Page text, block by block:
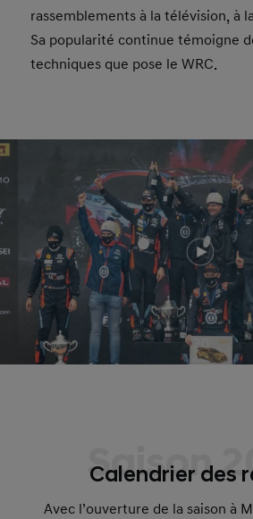
rassemblements à la télévision, à
Sa popularité continue témoigne
techniques que pose le WRC.
Saison
Calendrier des
Avec l’ouverture de la saison à